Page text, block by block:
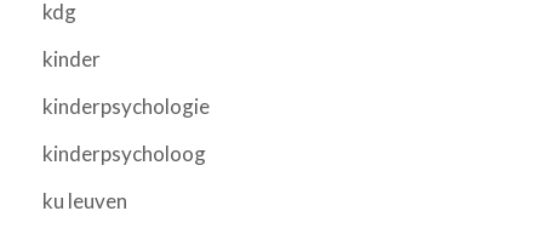
kdg
kinder
kinderpsychologie
kinderpsycholoog
ku leuven